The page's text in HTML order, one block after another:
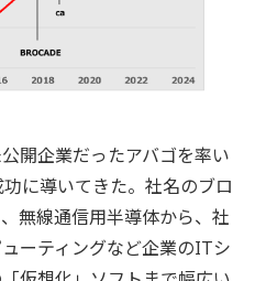
開企業だったアバゴを率い
に導いてきた。社名のブロ
無線通信用半導体から、社
ーティングなど企業のITシ